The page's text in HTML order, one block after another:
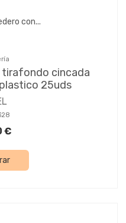
tirafondo cincada
25uds
€